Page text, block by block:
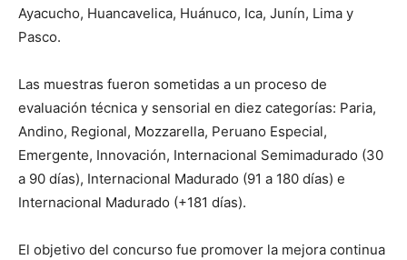
Ayacucho, Huancavelica, Huánuco, Ica, Junín, Lima y
Pasco.
Las muestras fueron sometidas a un proceso de
evaluación técnica y sensorial en diez categorías: Paria,
Andino, Regional, Mozzarella, Peruano Especial,
Emergente, Innovación, Internacional Semimadurado (30
a 90 días), Internacional Madurado (91 a 180 días) e
Internacional Madurado (+181 días).
El objetivo del concurso fue promover la mejora continua